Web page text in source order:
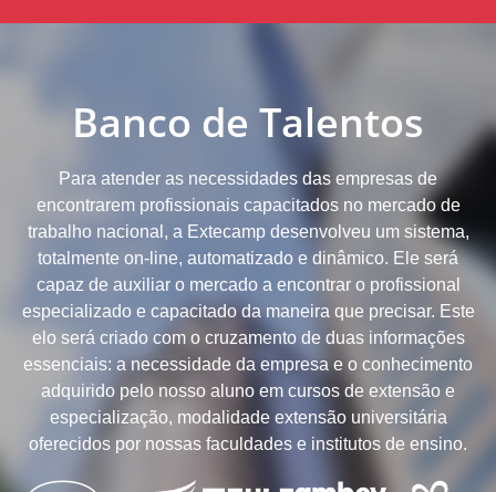
Banco de Talentos
Para atender as necessidades das empresas de
encontrarem profissionais capacitados no mercado de
trabalho nacional, a Extecamp desenvolveu um sistema,
totalmente on-line, automatizado e dinâmico. Ele será
capaz de auxiliar o mercado a encontrar o profissional
especializado e capacitado da maneira que precisar. Este
elo será criado com o cruzamento de duas informações
essenciais: a necessidade da empresa e o conhecimento
adquirido pelo nosso aluno em cursos de extensão e
especialização, modalidade extensão universitária
oferecidos por nossas faculdades e institutos de ensino.